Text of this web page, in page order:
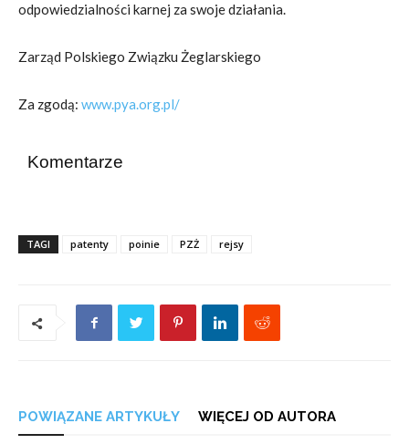
odpowiedzialności karnej za swoje działania.
Zarząd Polskiego Związku Żeglarskiego
Za zgodą: www.pya.org.pl/
Komentarze
TAGI patenty poinie PZŻ rejsy
POWIĄZANE ARTYKUŁY WIĘCEJ OD AUTORA